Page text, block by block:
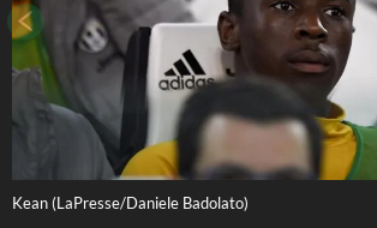
Kean (LaPresse/Daniele Badolato)